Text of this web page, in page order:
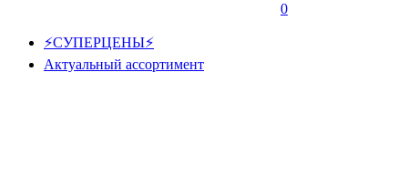
0
⚡СУПЕРЦЕНЫ⚡
Актуальный ассортимент